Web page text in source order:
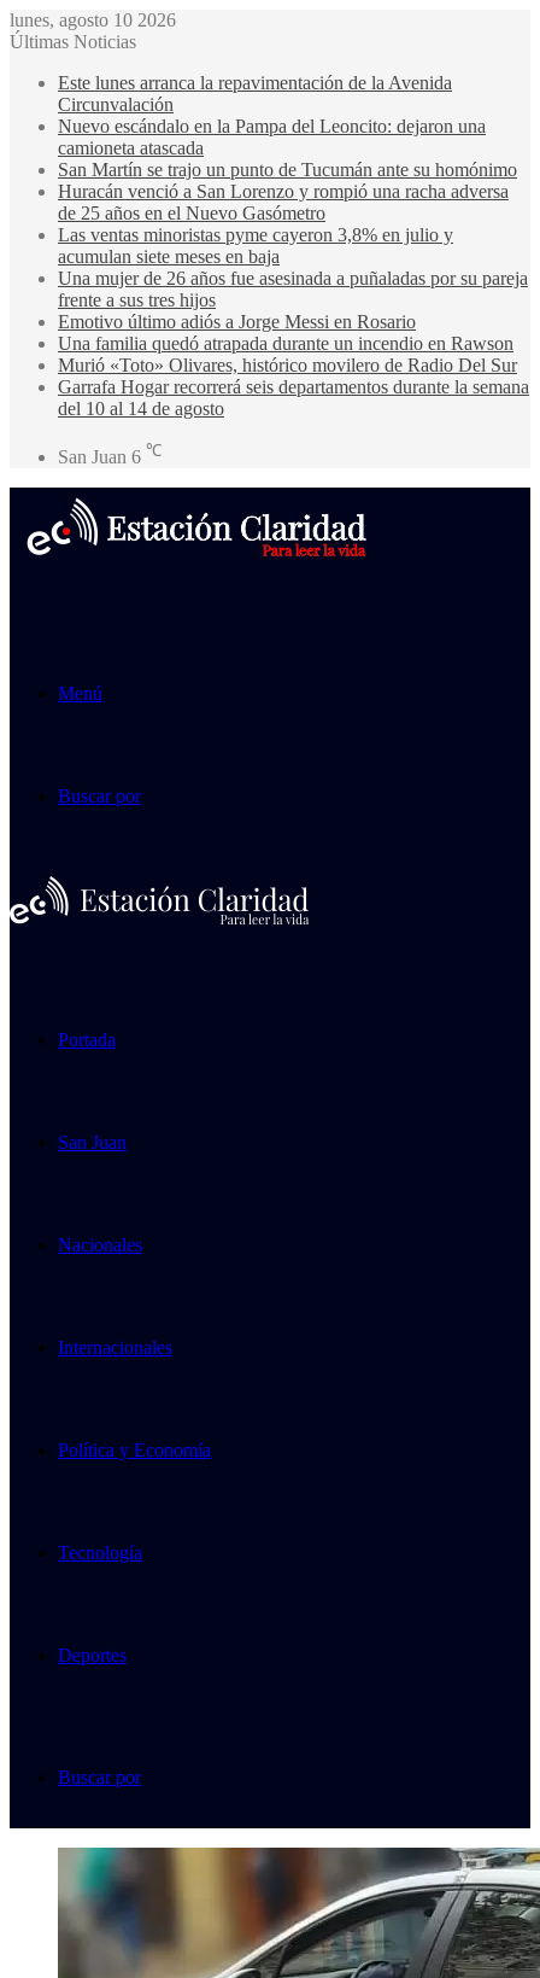
lunes, agosto 10 2026
Últimas Noticias
Este lunes arranca la repavimentación de la Avenida
Circunvalación
Nuevo escándalo en la Pampa del Leoncito: dejaron una
camioneta atascada
San Martín se trajo un punto de Tucumán ante su homónimo
Huracán venció a San Lorenzo y rompió una racha adversa
de 25 años en el Nuevo Gasómetro
Las ventas minoristas pyme cayeron 3,8% en julio y
acumulan siete meses en baja
Una mujer de 26 años fue asesinada a puñaladas por su pareja
frente a sus tres hijos
Emotivo último adiós a Jorge Messi en Rosario
Una familia quedó atrapada durante un incendio en Rawson
Murió «Toto» Olivares, histórico movilero de Radio Del Sur
Garrafa Hogar recorrerá seis departamentos durante la semana
del 10 al 14 de agosto
San Juan 6 ℃
Menú
Buscar por
Portada
San Juan
Nacionales
Internacionales
Política y Economía
Tecnología
Deportes
Buscar por